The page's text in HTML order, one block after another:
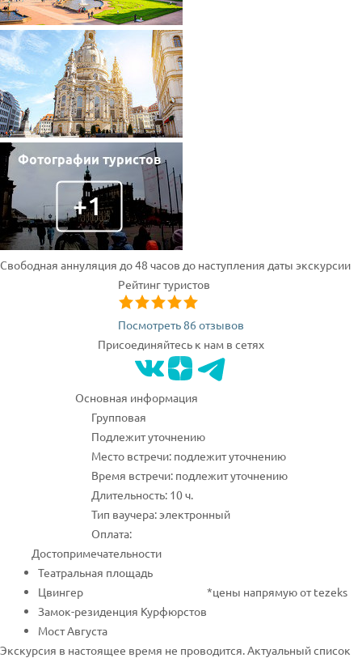
Свободная аннуляция до 48 часов до наступления даты экскурсии
Рейтинг туристов
Посмотреть 86 отзывов
Присоединяйтесь к нам в сетях
Основная информация
Групповая
Подлежит уточнению
Место встречи: подлежит уточнению
Время встречи: подлежит уточнению
Длительность: 10 ч.
Тип ваучера: электронный
Оплата:
Достопримечательности
Театральная площадь
Цвингер
Замок-резиденция Курфюрстов
Мост Августа
*цены напрямую от tezeks
Экскурсия в настоящее время не проводится. Актуальный список